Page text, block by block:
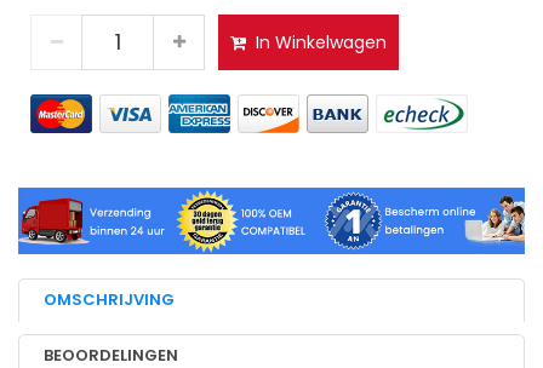
In Winkelwagen
OMSCHRIJVING
BEOORDELINGEN